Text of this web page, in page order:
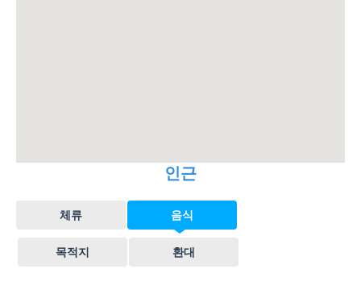
인근
체류 음식
목적지 환대